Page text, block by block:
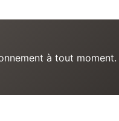
à tout moment.